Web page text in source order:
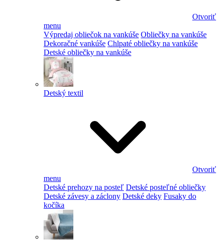
Otvoriť
menu
Výpredaj obliečok na vankúše Obliečky na vankúše
Dekoračné vankúše Chlpaté obliečky na vankúše
Detské obliečky na vankúše
Detský textil
Otvoriť
menu
Detské prehozy na posteľ Detské posteľné obliečky
Detské závesy a záclony Detské deky Fusaky do
kočíka